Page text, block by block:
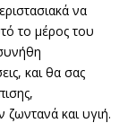
να
το μέρος του
και θα σας
και υγιή.